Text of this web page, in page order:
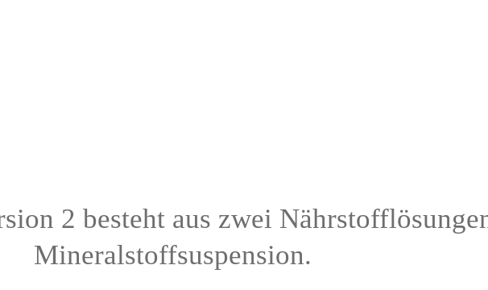
2 besteht aus zwei
Mineralstoffsuspension.